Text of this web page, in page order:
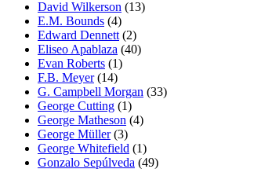
David Wilkerson (13)
E.M. Bounds (4)
Edward Dennett(2)
Eliseo Apablaza (40)
Evan Roberts (1)
F.B. Meyer(14)
G. Campbell Morgan (33)
George Cutting (1)
George Matheson (4)
George Müller(3)
George Whitefield (1)
Gonzalo Sepúlveda (49)